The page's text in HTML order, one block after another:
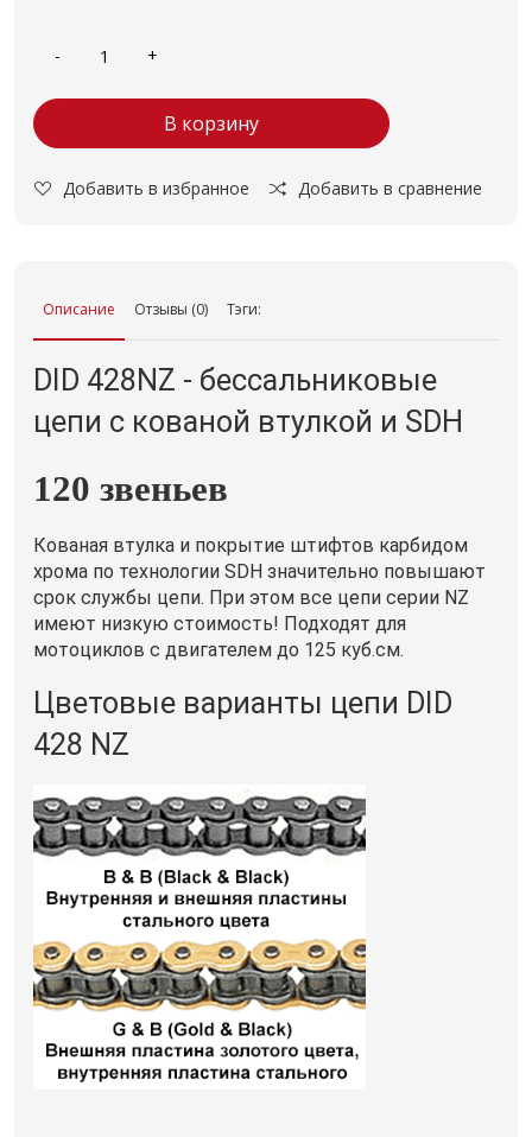
В корзину
Добавить в избранное Добавить в сравнение
Описание Отзывы (0) Тэги:
DID 428NZ - бессальниковые
цепи с кованой втулкой и SDH
120 звеньев
Кованая втулка и покрытие штифтов карбидом
хрома по технологии SDH значительно повышают
срок службы цепи. При этом все цепи серии NZ
имеют низкую стоимость! Подходят для
мотоциклов с двигателем до 125 куб.см.
Цветовые варианты цепи DID
428 NZ